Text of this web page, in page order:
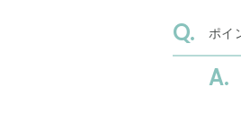
ポイ